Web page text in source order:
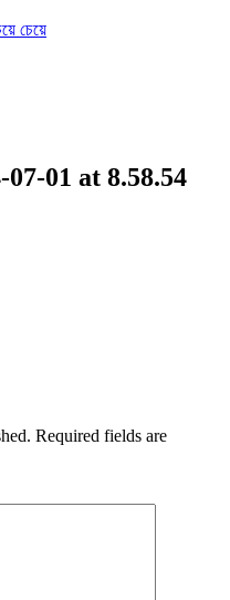
চেয়ে
01 at 8.58.54
Required fields are